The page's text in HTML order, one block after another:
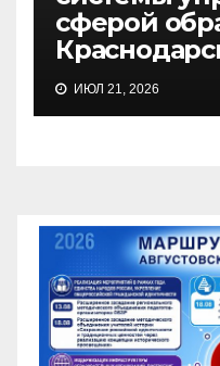
сферой
ИЮЛ 21, 2026